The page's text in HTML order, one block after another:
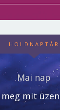
HOLDNAPTÁR
Mai nap
meg mit